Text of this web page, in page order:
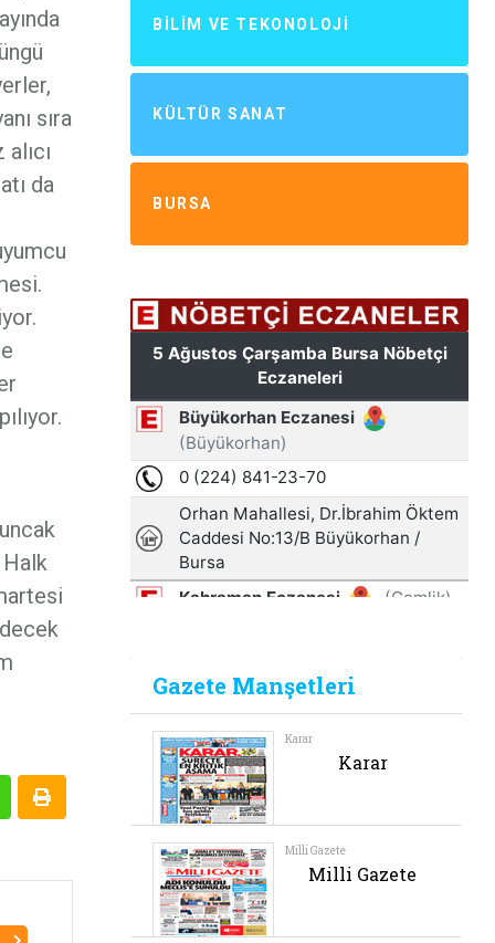
sıra
da
BILIM VE TEKONOLOJI
KÜLTÜR SANAT
BURSA